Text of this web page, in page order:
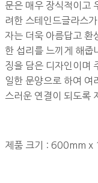
문은 매우 장식적이고
려한 스테인드글라스
자는 더욱 아름답고 환
한 섭리를 느끼게 해줍
징을 담은 디자인이며
일한 문양으로 하여 여
스러운 연결이 되도록
제품 크기 : 600mm